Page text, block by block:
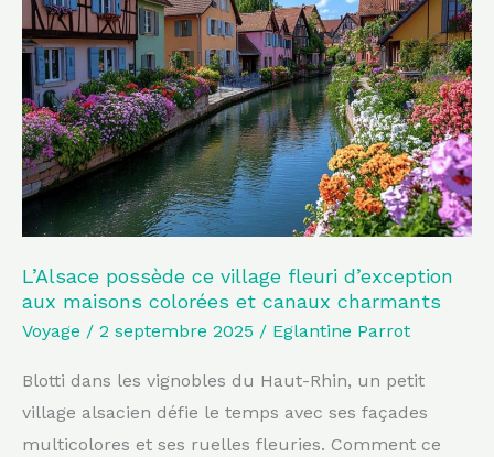
L’Alsace possède ce village fleuri d’exception
aux maisons colorées et canaux charmants
Voyage / 2 septembre 2025 / Eglantine Parrot
Blotti dans les vignobles du Haut-Rhin, un petit
village alsacien défie le temps avec ses façades
multicolores et ses ruelles fleuries. Comment ce
ce
village
fleuri
d’exception
aux
maisons
colorées
et
canaux
charmants